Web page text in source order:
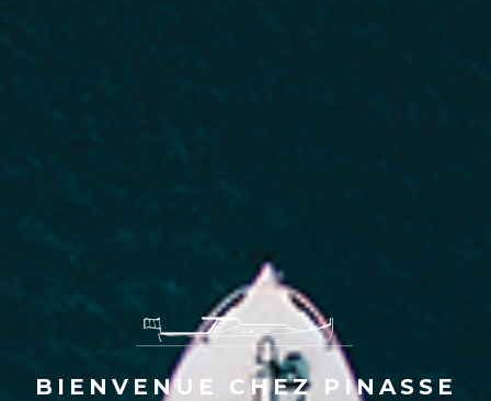
BIENVENUE CHEZ PINASSE